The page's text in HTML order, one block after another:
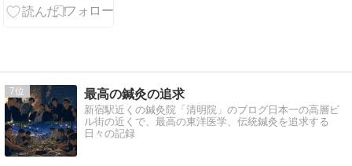
ルセラピスト
会】
7 最高の鍼灸の追求
新宿駅近くの鍼灸院「清明院」のブログ日本一の高層ビ
ル街の近くで、最高の東洋医学、伝統鍼灸を追求する
日々の記録